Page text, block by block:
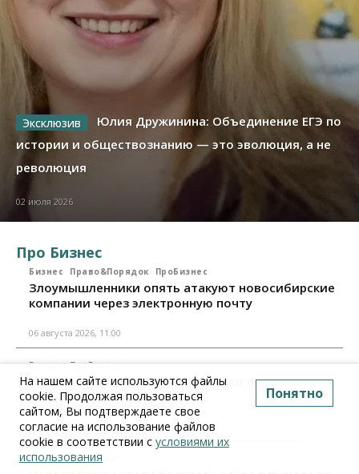
Юлия Дружинина: Объединение ЕГЭ по
истории и обществознанию — это эволюция, а не
революция
02 июля 2026
Про Бизнес
Бизнес Право&Порядок ПроБизнес
Злоумышленники опять атакуют новосибирские
компании через электронную почту
06 августа 2026, 11:00
Бизнес ПроБизнес
Новосибирские грузоперевозчики переходят на
цифровые накладные
28 июля 2026, 11:00
Бизнес ПроБизнес
На нашем сайте используются файлы
cookie. Продолжая пользоваться
сайтом, Вы подтверждаете свое
согласие на использование файлов
cookie в соответствии с условиями их
использования
Понятно